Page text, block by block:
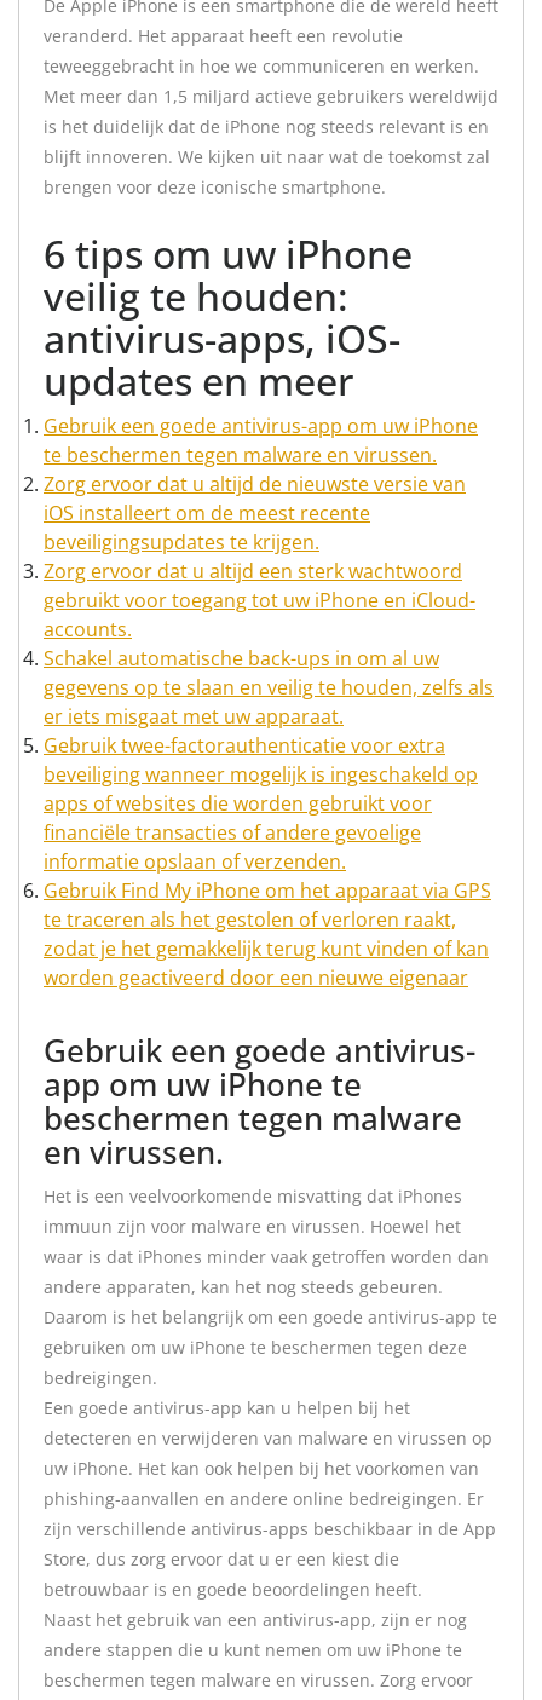
De Apple iPhone is een smartphone die de wereld heeft
veranderd. Het apparaat heeft een revolutie
teweeggebracht in hoe we communiceren en werken.
Met meer dan 1,5 miljard actieve gebruikers wereldwijd
is het duidelijk dat de iPhone nog steeds relevant is en
blijft innoveren. We kijken uit naar wat de toekomst zal
brengen voor deze iconische smartphone.
6 tips om uw iPhone
veilig te houden:
antivirus-apps, iOS-
updates en meer
Gebruik een goede antivirus-app om uw iPhone
te beschermen tegen malware en virussen.
Zorg ervoor dat u altijd de nieuwste versie van
iOS installeert om de meest recente
beveiligingsupdates te krijgen.
Zorg ervoor dat u altijd een sterk wachtwoord
gebruikt voor toegang tot uw iPhone en iCloud-
accounts.
Schakel automatische back-ups in om al uw
gegevens op te slaan en veilig te houden, zelfs als
er iets misgaat met uw apparaat.
Gebruik twee-factorauthenticatie voor extra
beveiliging wanneer mogelijk is ingeschakeld op
apps of websites die worden gebruikt voor
financiële transacties of andere gevoelige
informatie opslaan of verzenden.
Gebruik Find My iPhone om het apparaat via GPS
te traceren als het gestolen of verloren raakt,
zodat je het gemakkelijk terug kunt vinden of kan
worden geactiveerd door een nieuwe eigenaar
Gebruik een goede antivirus-
app om uw iPhone te
beschermen tegen malware
en virussen.
Het is een veelvoorkomende misvatting dat iPhones
immuun zijn voor malware en virussen. Hoewel het
waar is dat iPhones minder vaak getroffen worden dan
andere apparaten, kan het nog steeds gebeuren.
Daarom is het belangrijk om een goede antivirus-app te
gebruiken om uw iPhone te beschermen tegen deze
bedreigingen.
Een goede antivirus-app kan u helpen bij het
detecteren en verwijderen van malware en virussen op
uw iPhone. Het kan ook helpen bij het voorkomen van
phishing-aanvallen en andere online bedreigingen. Er
zijn verschillende antivirus-apps beschikbaar in de App
Store, dus zorg ervoor dat u er een kiest die
betrouwbaar is en goede beoordelingen heeft.
Naast het gebruik van een antivirus-app, zijn er nog
andere stappen die u kunt nemen om uw iPhone te
beschermen tegen malware en virussen. Zorg ervoor